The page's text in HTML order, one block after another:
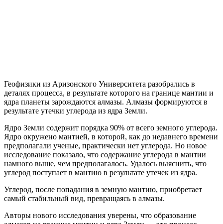
Геофизики из Аризонского Университета разобрались в
деталях процесса, в результате которого на границе мантии и
ядра планеты зарождаются алмазы. Алмазы формируются в
результате утечки углерода из ядра Земли.
Ядро Земли содержит порядка 90% от всего земного углерода.
Ядро окружено мантией, в которой, как до недавнего времени
предполагали ученые, практически нет углерода. Но новое
исследование показало, что содержание углерода в мантии
намного выше, чем предполагалось. Удалось выяснить, что
углерод поступает в мантию в результате утечек из ядра.
Углерод, после попадания в земную мантию, приобретает
самый стабильный вид, превращаясь в алмазы.
Авторы нового исследования уверены, что образование